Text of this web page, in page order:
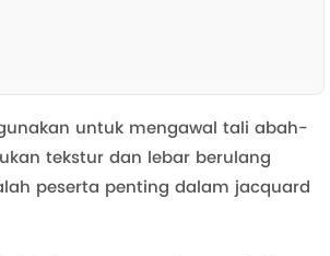
untuk mengawal tali abah-
tekstur dan lebar berulang
peserta penting dalam jacquard